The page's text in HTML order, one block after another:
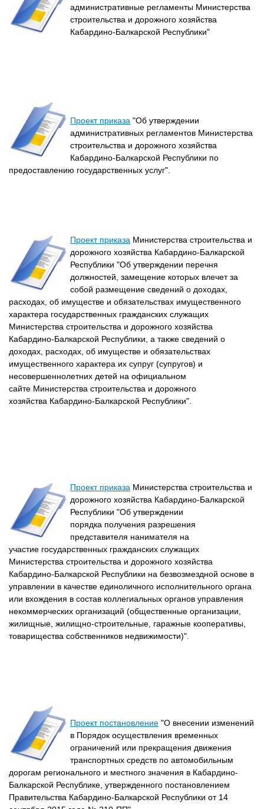
административные регламенты Министерства
строительства и дорожного хозяйства
Кабардино-Балкарской Республики"
Проект приказа "Об утверждении
административных регламентов Министерства
строительства и дорожного хозяйства
Кабардино-Балкарской Республики по
предоставлению государственных услуг".
Проект приказа Министерства строительства и
дорожного хозяйства Кабардино-Балкарской
Республики "Об утверждении перечня
должностей, замещение которых влечет за
собой размещение сведений о доходах,
расходах, об имуществе и обязательствах имущественного
характера государственных гражданских служащих
Министерства строительства и дорожного хозяйства
Кабардино-Балкарской Республики, а также сведений о
доходах, расходах, об имуществе и обязательствах
имущественного характера их супруг (супругов) и
несовершеннолетних детей на официальном
сайте Министерства строительства и дорожного
хозяйства Кабардино-Балкарской Республики".
Проект приказа Министерства строительства и
дорожного хозяйства Кабардино-Балкарской
Республики "Об утверждении
порядка получения разрешения
представителя нанимателя на
участие государственных гражданских служащих
Министерства строительства и дорожного хозяйства
Кабардино-Балкарской Республики на безвозмездной основе в
управлении в качестве единоличного исполнительного органа
или вхождения в состав коллегиальных органов управления
некоммерческих организаций (общественные организации,
жилищные, жилищно-строительные, гаражные кооперативы,
товарищества собственников недвижимости)".
Проект постановление "О внесении изменений
в Порядок осуществления временных
ограничений или прекращения движения
транспортных средств по автомобильным
дорогам регионального и местного значения в Кабардино-
Балкарской Республике, утвержденного постановлением
Правительства Кабардино-Балкарской Республики от 14